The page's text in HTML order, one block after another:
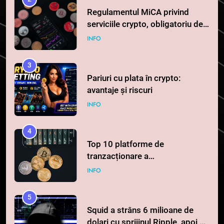
Regulamentul MiCA privind
serviciile crypto, obligatoriu de
la 1 iulie în România
INFO
3
Pariuri cu plata în crypto:
avantaje și riscuri
INFO
4
Top 10 platforme de
tranzacționare a
criptomonedelor în 2026
INFO
5
Squid a strâns 6 milioane de
dolari cu sprijinul Ripple, apoi a